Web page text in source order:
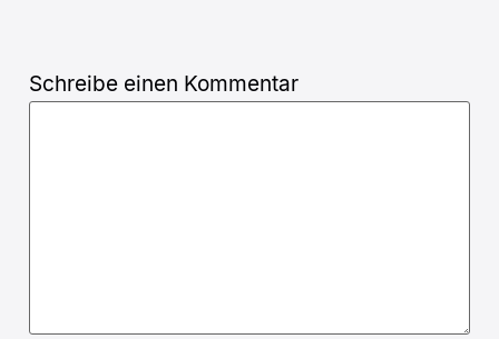
Schreibe einen Kommentar